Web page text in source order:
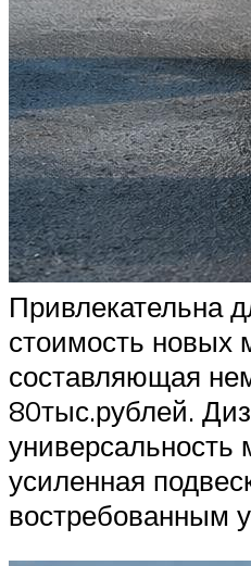
Привлекательна
стоимость новых
составляющая
80тыс.рублей.
универсальность
усиленная
востребованным